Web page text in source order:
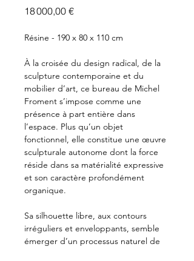
18 000,00 €Prix
Résine - 190 x 80 x 110 cm
À la croisée du design radical, de la
sculpture contemporaine et du
mobilier d’art, ce bureau de Michel
Froment s’impose comme une
présence à part entière dans
l’espace. Plus qu’un objet
fonctionnel, elle constitue une œuvre
sculpturale autonome dont la force
réside dans sa matérialité expressive
et son caractère profondément
organique.
Sa silhouette libre, aux contours
irréguliers et enveloppants, semble
émerger d’un processus naturel de